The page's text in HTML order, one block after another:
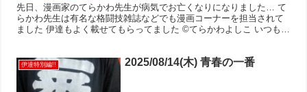
先日、漫画家のてらかわ先生が病気でお亡くなりになりました… て
らかわ先生は有名な格闘技雑誌などでも漫画コーナーを担当されて
ました 伊達もよく載せてもらってました ©️てらかわよしこ いつも伊
伊達特別編!! 2025/08/14(木) 青春の一番